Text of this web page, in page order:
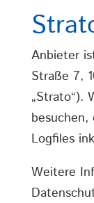
Anbieter
Straße 7,
„Strato“).
Logfiles
Weitere